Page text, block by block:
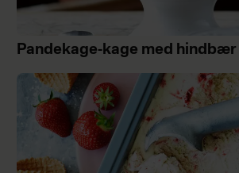
Pandekage-kage med hindbær